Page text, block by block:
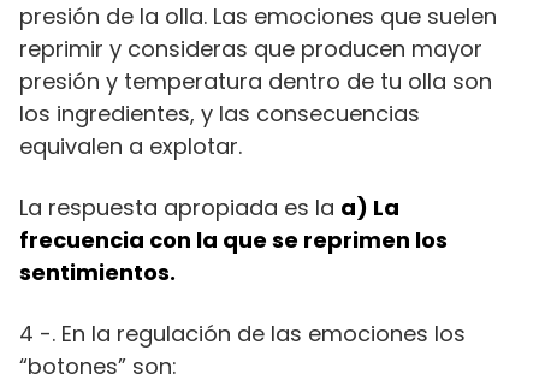
presión de la olla. Las emociones que suelen
reprimir y consideras que producen mayor
presión y temperatura dentro de tu olla son
los ingredientes, y las consecuencias
equivalen a explotar.
La respuesta apropiada es la a) La
frecuencia con la que se reprimen los
sentimientos.
4 -. En la regulación de las emociones los
“botones” son: